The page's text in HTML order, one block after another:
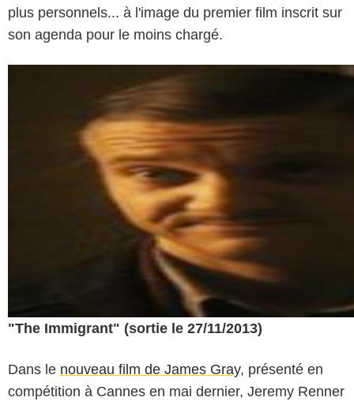
plus personnels... à l'image du premier film inscrit sur
son agenda pour le moins chargé.
"The Immigrant" (sortie le 27/11/2013)
Dans le nouveau film de James Gray, présenté en
compétition à Cannes en mai dernier, Jeremy Renner